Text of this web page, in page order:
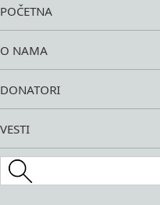
POČETNA
O NAMA
DONATORI
VESTI
Search this site